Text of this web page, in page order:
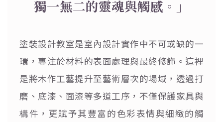
獨一無二的靈魂與觸感。」
塗裝設計教室是室內設計實作中不可或缺的一
環，專注於材料的表面處理與最終修飾。這裡
是將木作工藝提升至藝術層次的場域，透過打
磨、底漆、面漆等多道工序，不僅保護家具與
構件，更賦予其豐富的色彩表情與細緻的觸